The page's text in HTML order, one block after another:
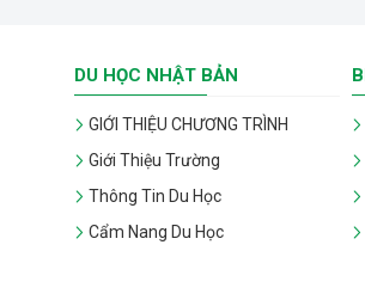
DU HỌC NHẬT BẢN
GIỚI THIỆU CHƯƠNG TRÌNH
Giới Thiệu Trường
Thông Tin Du Học
Cẩm Nang Du Học